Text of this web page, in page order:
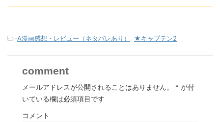
-A漫画感想・レビュー（ネタバレあり） ★キャプテン2
comment
メールアドレスが公開されることはありません。 * が付
いている欄は必須項目です
コメント